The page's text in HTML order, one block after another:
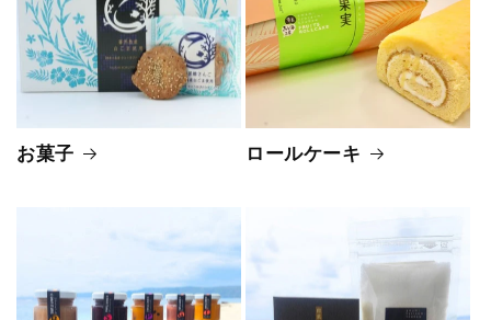
お菓子 ロールケーキ